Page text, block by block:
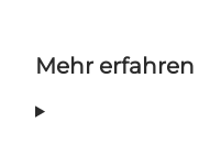
Mehr erfahren